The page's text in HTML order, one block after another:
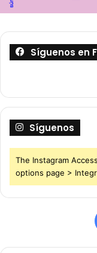
Síguenos en
Síguenos
The Instagram
options page >